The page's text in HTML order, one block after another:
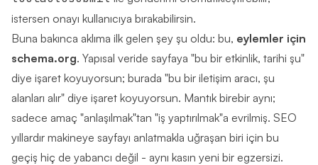
istersen onayı kullanıcıya bırakabilirsin.
Buna bakınca aklıma ilk gelen şey şu oldu: bu, eylemler için
schema.org. Yapısal veride sayfaya "bu bir etkinlik, tarihi şu"
diye işaret koyuyorsun; burada "bu bir iletişim aracı, şu
alanları alır" diye işaret koyuyorsun. Mantık birebir aynı;
sadece amaç "anlaşılmak"tan "iş yaptırılmak"a evrilmiş. SEO
yıllardır makineye sayfayı anlatmakla uğraşan biri için bu
geçiş hiç de yabancı değil - aynı kasın yeni bir egzersizi.